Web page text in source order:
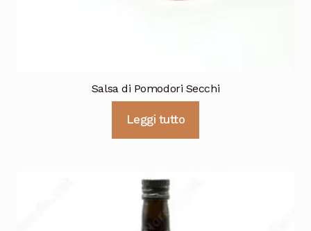
Salsa di Pomodori Secchi
Leggi tutto